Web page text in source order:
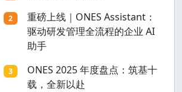
2
重磅上线｜ONES Assistant：
驱动研发管理全流程的企业 AI
助手
3
ONES 2025 年度盘点：筑基十
载，全新以赴